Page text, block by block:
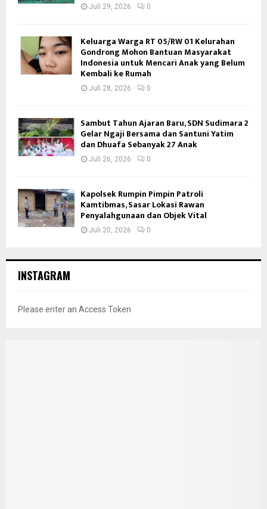
Juli 29, 2026 0
Keluarga Warga RT 05/RW 01 Kelurahan
Gondrong Mohon Bantuan Masyarakat
Indonesia untuk Mencari Anak yang Belum
Kembali ke Rumah
Juli 28, 2026 0
Sambut Tahun Ajaran Baru, SDN Sudimara 2
Gelar Ngaji Bersama dan Santuni Yatim
dan Dhuafa Sebanyak 27 Anak
Juli 26, 2026 0
Kapolsek Rumpin Pimpin Patroli
Kamtibmas, Sasar Lokasi Rawan
Penyalahgunaan dan Objek Vital
Juli 20, 2026 0
INSTAGRAM
Please enter an Access Token